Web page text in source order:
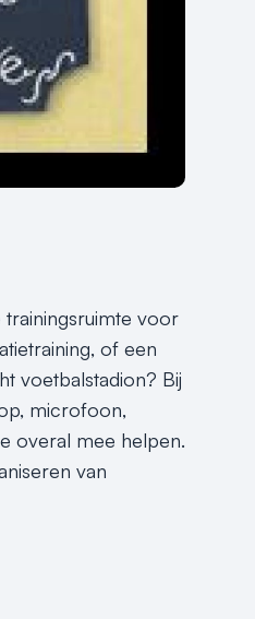
voor
of een
voetbalstadion? Bij
microfoon,
overal mee helpen.
van